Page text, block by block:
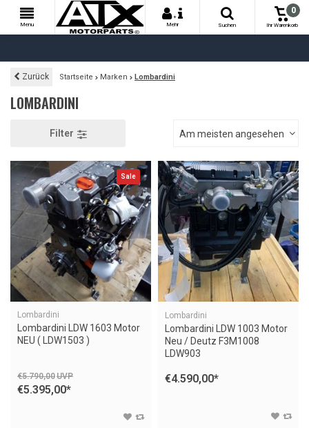
Menu
+
Mehr
Suchen
0
Ihr Warenkorb
Zurück Startseite Marken Lombardini
LOMBARDINI
Filter Am meisten angesehen
Sale
Lombardini
Lombardini LDW 1603 Motor
NEU ( LDW1503 )
€5.790,00UVP
€5.395,00*
Lombardini
Lombardini LDW 1003 Motor
Neu / Deutz F3M1008
LDW903
€4.590,00*